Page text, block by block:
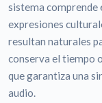
sistema comprende
expresiones
resultan naturales
conserva el tiempo
que garantiza una
audio.